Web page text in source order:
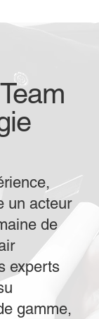
un acteur
de
experts
gamme,